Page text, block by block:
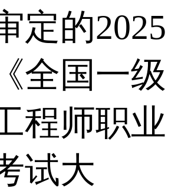
定的2025
全国一级
程师职业
试大